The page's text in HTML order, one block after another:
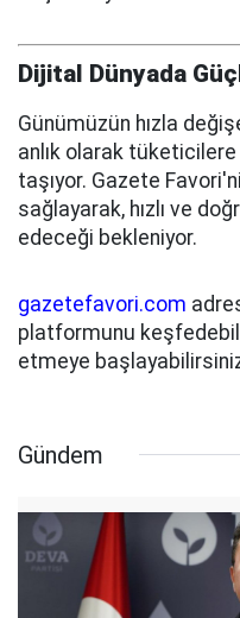
Dijital Dünyada
Günümüzün hızla
anlık olarak tüketicilere
taşıyor. Gazete
sağlayarak, hızlı ve
edeceği bekleniyor.
gazetefavori.com
platformunu
etmeye
Gündem